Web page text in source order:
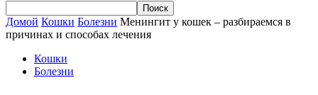
Домой Кошки Болезни Менингит у кошек – разбираемся в
причинах и способах лечения
Кошки
Болезни